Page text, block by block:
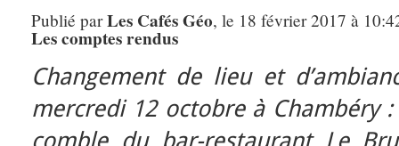
Publié parLes Cafés Géo, le 18 février 2017 à
Les comptes rendus
Changement de lieu et
mercredi 12 octobre à Chambéry
comble du bar-restaurant Le